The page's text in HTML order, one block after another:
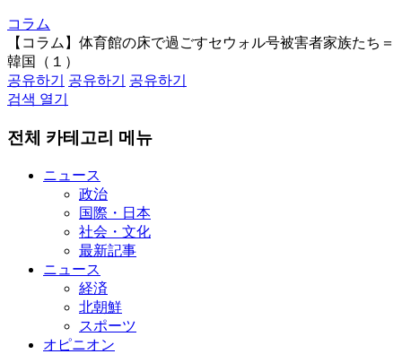
コラム
【コラム】体育館の床で過ごすセウォル号被害者家族たち＝
韓国（１）
공유하기
공유하기
공유하기
검색 열기
전체 카테고리 메뉴
ニュース
政治
国際・日本
社会・文化
最新記事
ニュース
経済
北朝鮮
スポーツ
オピニオン